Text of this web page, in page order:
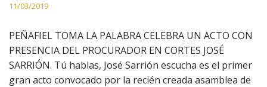
11/03/2019
PEÑAFIEL TOMA LA PALABRA CELEBRA UN ACTO CON
PRESENCIA DEL PROCURADOR EN CORTES JOSÉ
SARRIÓN. Tú hablas, José Sarrión escucha es el primer
gran acto convocado por la recién creada asamblea de